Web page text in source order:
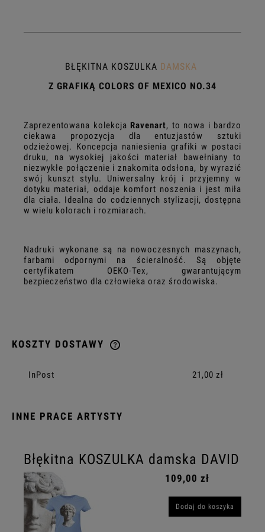
BŁĘKITNA KOSZULKA DAMSKA
Z GRAFIKĄ COLORS OF MEXICO NO.34
Zaprezentowana kolekcja Ravenart, to nowa i bardzo
ciekawa propozycja dla entuzjastów sztuki
odzieżowej. Koncepcja naniesienia grafiki w postaci
druku, na wysokiej jakości materiał bawełniany to
niezwykłe połączenie i znakomita odsłona, by wyrazić
swój kunszt stylu. Uniwersalny krój i przyjemny w
dotyku materiał, oddaje komfort noszenia i jest miła
dla ciała. Idealna do codziennych stylizacji, dostępna
w wielu kolorach i rozmiarach.
Nadruki wykonane są na nowoczesnych maszynach,
farbami odpornymi na ścieralność. Są objęte
certyfikatem OEKO-Tex, gwarantującym
bezpieczeństwo dla człowieka oraz środowiska.
KOSZTY DOSTAWY
InPost 21,00 zł
INNE PRACE ARTYSTY
Błękitna KOSZULKA damska DAVID
109,00 zł
Dodaj do koszyka